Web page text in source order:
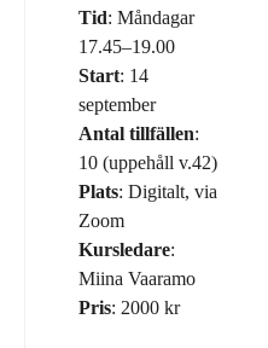
Tid: Måndagar
17.45–19.00
Start: 14
september
Antal tillfällen:
10 (uppehåll v.42)
Plats: Digitalt, via
Zoom
Kursledare:
Miina Vaaramo
Pris: 2000 kr